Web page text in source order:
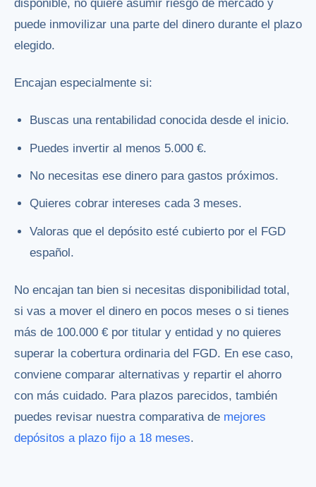
disponible, no quiere asumir riesgo de mercado y
puede inmovilizar una parte del dinero durante el plazo
elegido.
Encajan especialmente si:
Buscas una rentabilidad conocida desde el inicio.
Puedes invertir al menos 5.000 €.
No necesitas ese dinero para gastos próximos.
Quieres cobrar intereses cada 3 meses.
Valoras que el depósito esté cubierto por el FGD
español.
No encajan tan bien si necesitas disponibilidad total,
si vas a mover el dinero en pocos meses o si tienes
más de 100.000 € por titular y entidad y no quieres
superar la cobertura ordinaria del FGD. En ese caso,
conviene comparar alternativas y repartir el ahorro
con más cuidado. Para plazos parecidos, también
puedes revisar nuestra comparativa de mejores
depósitos a plazo fijo a 18 meses.